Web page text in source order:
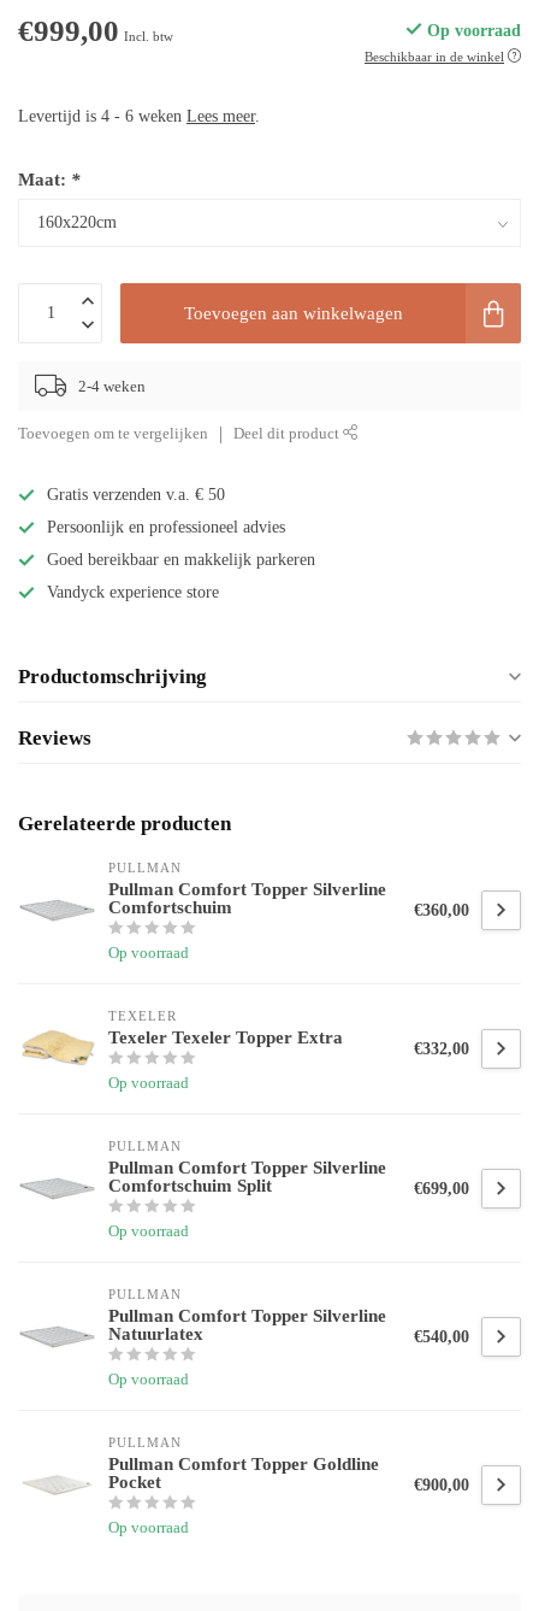
€999,00 Incl. btw Op voorraad
Beschikbaar in de winkel
Levertijd is 4 - 6 weken Lees meer.
Maat: *
Toevoegen aan winkelwagen
2-4 weken
Toevoegen om te vergelijken Deel dit product
Gratis verzenden v.a. € 50
Persoonlijk en professioneel advies
Goed bereikbaar en makkelijk parkeren
Vandyck experience store
Productomschrijving
Reviews
Gerelateerde producten
PULLMAN
Pullman Comfort Topper Silverline
Comfortschuim
Op voorraad
€360,00
TEXELER
Texeler Texeler Topper Extra
Op voorraad
€332,00
PULLMAN
Pullman Comfort Topper Silverline
Comfortschuim Split
Op voorraad
€699,00
PULLMAN
Pullman Comfort Topper Silverline
Natuurlatex
Op voorraad
€540,00
PULLMAN
Pullman Comfort Topper Goldline
Pocket
Op voorraad
€900,00